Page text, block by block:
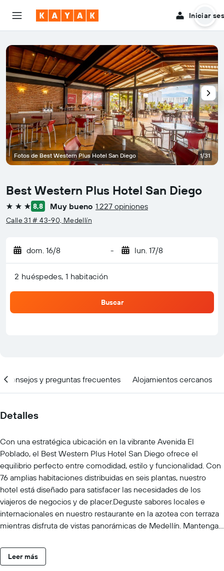
Iniciar
Best Western Plus Hotel San Diego
3 estrellas
8,8 Muy bueno 1.227 opiniones
Calle 31 # 43-90, Medellín
dom. 16/8 - lun. 17/8
2 huéspedes, 1 habitación
Buscar
Fotos de Best Western Plus Hotel San Diego 1/31
Consejos y preguntas frecuentes Alojamientos cercanos
Detalles
Con una estratégica ubicación en la vibrante Avenida El
Poblado, el Best Western Plus Hotel San Diego ofrece el
equilibrio perfecto entre comodidad, estilo y funcionalidad. Con
76 amplias habitaciones distribuidas en seis plantas, nuestro
hotel está diseñado para satisfacer las necesidades de los
viajeros de negocios y de placer.Deguste sabores locales e
internacionales en nuestro restaurante en la azotea con terraza
mientras disfruta de vistas panorámicas de Medellín. Mantenga
colabore en nuestros modernos espacios de coworking.Para
reuniones, conferencias y reuniones sociales, el hotel cuenta
Leer más